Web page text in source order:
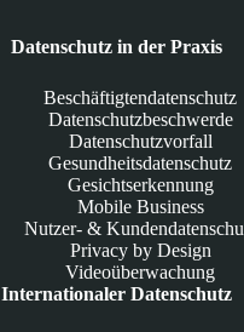
Datenschutz in der Praxis
Beschäftigtendatenschutz
Datenschutzbeschwerde
Datenschutzvorfall
Gesundheitsdatenschutz
Gesichtserkennung
Mobile Business
Nutzer- &
Privacy by Design
Videoüberwachung
Internationaler Datenschutz